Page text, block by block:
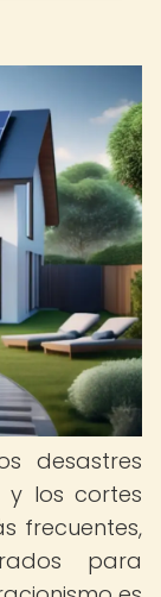
desastres
y los cortes
frecuentes,
para